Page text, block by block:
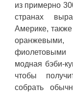
из примерно
странах
Америке,
модная бэби-
чтобы
собрать